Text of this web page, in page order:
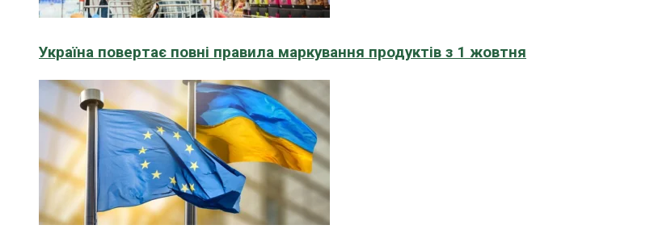
Україна повертає повні правила маркування продуктів з 1 жовтня